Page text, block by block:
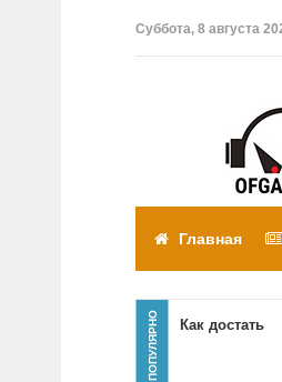
Суббота, 8 августа
Главная
ПОПУЛЯРНО
игры Как достать